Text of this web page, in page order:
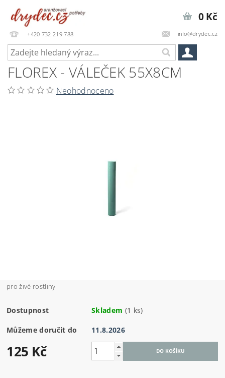
+420 732 219 788 info@drydec.cz
0 Kč
FLOREX - VÁLEČEK 55X8CM
Neohodnoceno
pro živé rostliny
Dostupnost Skladem (1 ks)
Můžeme doručit do 11.8.2026
125 Kč